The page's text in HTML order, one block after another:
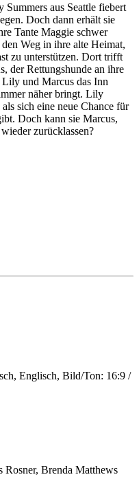
aus Seattle fiebert
Doch dann erhält sie
Tante Maggie schwer
Weg in ihre alte Heimat,
zu unterstützen. Dort trifft
der Rettungshunde an ihre
und Marcus das Inn
näher bringt. Lily
sich eine neue Chance für
Doch kann sie Marcus,
zurücklassen?
Englisch, Bild/Ton: 16:9 /
Brenda Matthews